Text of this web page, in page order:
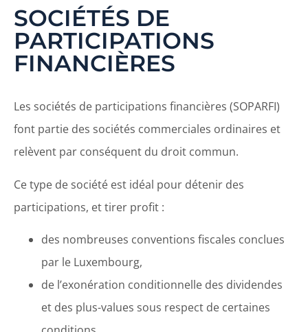
SOCIÉTÉS DE
PARTICIPATIONS
FINANCIÈRES
Les sociétés de participations financières (SOPARFI)
font partie des sociétés commerciales ordinaires et
relèvent par conséquent du droit commun.
Ce type de société est idéal pour détenir des
participations, et tirer profit :
des nombreuses conventions fiscales conclues
par le Luxembourg,
de l’exonération conditionnelle des dividendes
et des plus-values sous respect de certaines